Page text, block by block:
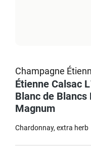
Champagne
Étienne Calsac
Blanc de Blancs
Magnum
Chardonnay extra herb